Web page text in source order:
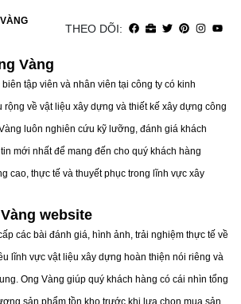
phẩm gạch có độ bền cao, kết cấu
gạch chống được trầy xước, chịu lực
Phong đa dạng về mẫu mã
cầu và tính thẩm mỹ của người
đã cho ra vô vàng dòng và mẫu
Phong
lát nền trơn nhám, trơn bóng, họa
Phong
gạch lát nền,
gạch ốp tường Kim
THEO DÕI:
Vàng
tập viên và nhân viên tại công ty có kinh
rộng về vật liệu xây dựng và thiết kế xây dựng công
luôn nghiên cứu kỹ lưỡng, đánh giá khách
mới nhất để mang đến cho quý khách hàng
cao, thực tế và thuyết phục trong lĩnh vực xây
website
các bài đánh giá, hình ảnh, trải nghiệm thực tế về
lĩnh vực vật liệu xây dựng hoàn thiện nói riêng và
Ong Vàng giúp quý khách hàng có cái nhìn tổng
sản phẩm tồn kho trước khi lựa chọn mua sản